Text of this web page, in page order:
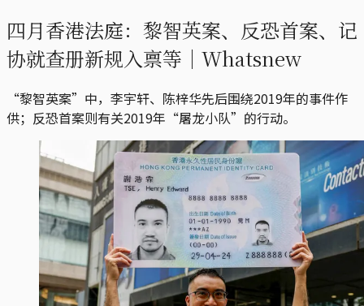
四月香港法庭：黎智英案、反恐首案、记
协就查册新规入禀等｜Whatsnew
“黎智英案”中，李宇轩、陈梓华先后围绕2019年的事件作
供；反恐首案则有关2019年“屠龙小队”的行动。